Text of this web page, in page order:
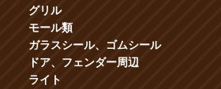
グリル
モール類
ガラスシール、ゴムシール
ドア、フェンダー周辺
ライト